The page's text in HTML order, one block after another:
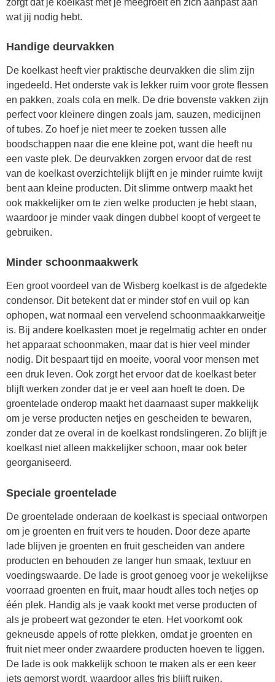
wat jij nodig hebt.
Handige deurvakken
De koelkast heeft vier praktische deurvakken die slim zijn
ingedeeld. Het onderste vak is lekker ruim voor grote flessen
en pakken, zoals cola en melk. De drie bovenste vakken zijn
perfect voor kleinere dingen zoals jam, sauzen, medicijnen
of tubes. Zo hoef je niet meer te zoeken tussen alle
boodschappen naar die ene kleine pot, want die heeft nu
een vaste plek. De deurvakken zorgen ervoor dat de rest
van de koelkast overzichtelijk blijft en je minder ruimte kwijt
bent aan kleine producten. Dit slimme ontwerp maakt het
ook makkelijker om te zien welke producten je hebt staan,
waardoor je minder vaak dingen dubbel koopt of vergeet te
gebruiken.
Minder schoonmaakwerk
Een groot voordeel van de Wisberg koelkast is de afgedekte
condensor. Dit betekent dat er minder stof en vuil op kan
ophopen, wat normaal een vervelend schoonmaakkarweitje
is. Bij andere koelkasten moet je regelmatig achter en onder
het apparaat schoonmaken, maar dat is hier veel minder
nodig. Dit bespaart tijd en moeite, vooral voor mensen met
een druk leven. Ook zorgt het ervoor dat de koelkast beter
blijft werken zonder dat je er veel aan hoeft te doen. De
groentelade onderop maakt het daarnaast super makkelijk
om je verse producten netjes en gescheiden te bewaren,
zonder dat ze overal in de koelkast rondslingeren. Zo blijft je
koelkast niet alleen makkelijker schoon, maar ook beter
georganiseerd.
Speciale groentelade
De groentelade onderaan de koelkast is speciaal ontworpen
om je groenten en fruit vers te houden. Door deze aparte
lade blijven je groenten en fruit gescheiden van andere
producten en behouden ze langer hun smaak, textuur en
voedingswaarde. De lade is groot genoeg voor je wekelijkse
voorraad groenten en fruit, maar houdt alles toch netjes op
één plek. Handig als je vaak kookt met verse producten of
als je probeert wat gezonder te eten. Het voorkomt ook
gekneusde appels of rotte plekken, omdat je groenten en
fruit niet meer onder zwaardere producten hoeven te liggen.
De lade is ook makkelijk schoon te maken als er een keer
iets gemorst wordt, waardoor alles fris blijft ruiken.